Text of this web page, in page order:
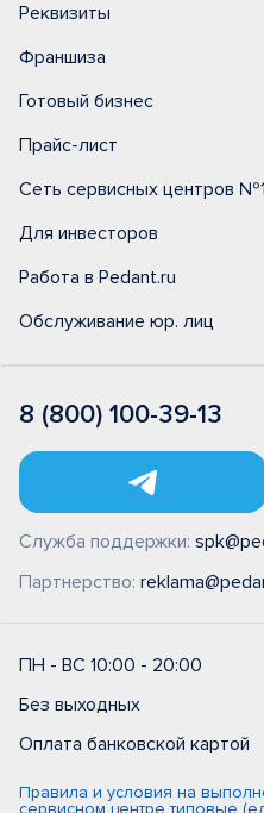
Реквизиты
Франшиза
Готовый бизнес
Прайс-лист
Сеть сервисных центров
Для инвесторов
Работа в Pedant.ru
Обслуживание юр. лиц
8 (800) 100-39-13
Служба поддержки:
Партнерство:
ПН - ВС 10:00 - 20:00
Без выходных
Оплата банковской картой
Правила и условия на
сервисном центре типовые